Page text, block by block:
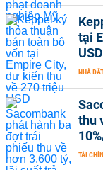
tại
USD
NHÀ ĐẤT
thu
TÀI